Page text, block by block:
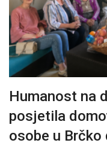
Humanost na
posjetila
osobe u